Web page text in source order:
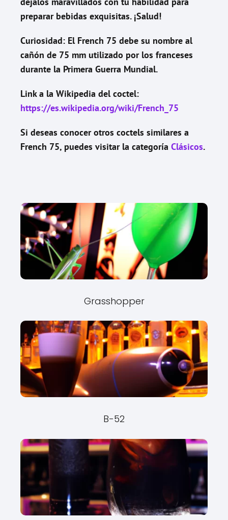
preparar bebidas exquisitas. ¡Salud!
Curiosidad: El French 75 debe su nombre al
cañón de 75 mm utilizado por los franceses
durante la Primera Guerra Mundial.
Link a la Wikipedia del coctel:
https://es.wikipedia.org/wiki/French_75
Si deseas conocer otros coctels similares a
French 75, puedes visitar la categoría Clásicos.
Grasshopper
B-52